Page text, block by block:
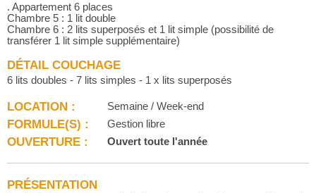
. Appartement 6 places
Chambre 5 : 1 lit double
Chambre 6 : 2 lits superposés et 1 lit simple (possibilité de
transférer 1 lit simple supplémentaire)
DÉTAIL COUCHAGE
6 lits doubles - 7 lits simples - 1 x lits superposés
LOCATION : Semaine / Week-end
FORMULE(S) : Gestion libre
OUVERTURE : Ouvert toute l'année
PRÉSENTATION